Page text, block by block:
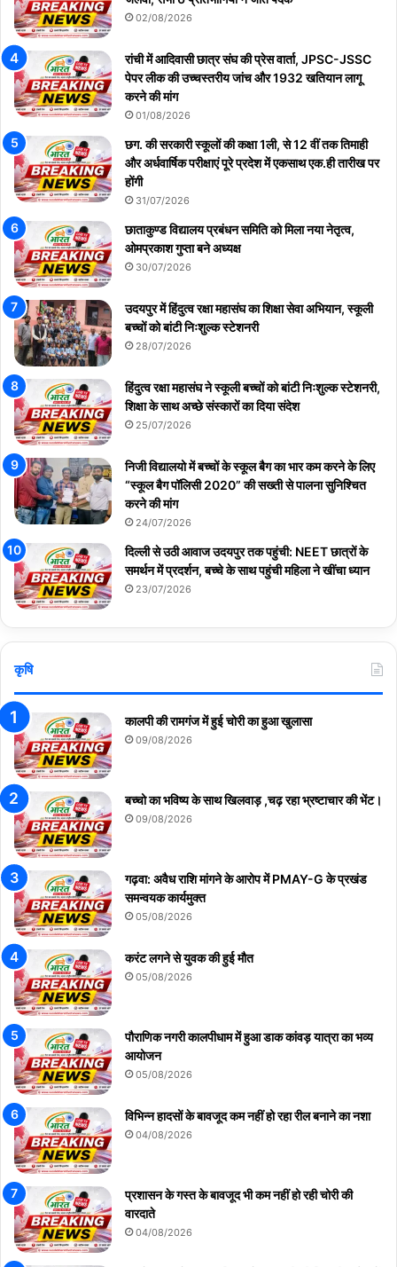
02/08/2026
रांची में आदिवासी छात्र संघ की प्रेस वार्ता, JPSC-JSSC
पेपर लीक की उच्चस्तरीय जांच और 1932 खतियान लागू
करने की मांग
01/08/2026
छग. की सरकारी स्कूलों की कक्षा 1ली, से 12 वीं तक तिमाही
और अर्धवार्षिक परीक्षाएं पूरे प्रदेश में एकसाथ एक.ही तारीख पर
होंगी
31/07/2026
छाताकुण्ड विद्यालय प्रबंधन समिति को मिला नया नेतृत्व,
ओमप्रकाश गुप्ता बने अध्यक्ष
30/07/2026
उदयपुर में हिंदुत्व रक्षा महासंघ का शिक्षा सेवा अभियान, स्कूली
बच्चों को बांटी निःशुल्क स्टेशनरी
28/07/2026
हिंदुत्व रक्षा महासंघ ने स्कूली बच्चों को बांटी निःशुल्क स्टेशनरी,
शिक्षा के साथ अच्छे संस्कारों का दिया संदेश
25/07/2026
निजी विद्यालयो में बच्चों के स्कूल बैग का भार कम करने के लिए
“स्कूल बैग पॉलिसी 2020” की सख्ती से पालना सुनिश्चित
करने की मांग
24/07/2026
दिल्ली से उठी आवाज उदयपुर तक पहुंची: NEET छात्रों के
समर्थन में प्रदर्शन, बच्चे के साथ पहुंची महिला ने खींचा ध्यान
23/07/2026
कृषि
कालपी की रामगंज में हुई चोरी का हुआ खुलासा
09/08/2026
बच्चो का भविष्य के साथ खिलवाड़ ,चढ़ रहा भ्रष्टाचार की भेंट।
09/08/2026
गढ़वा: अवैध राशि मांगने के आरोप में PMAY-G के प्रखंड
समन्वयक कार्यमुक्त
05/08/2026
करंट लगने से युवक की हुई मौत
05/08/2026
पौराणिक नगरी कालपीधाम में हुआ डाक कांवड़ यात्रा का भव्य
आयोजन
05/08/2026
विभिन्न हादसों के बावजूद कम नहीं हो रहा रील बनाने का नशा
04/08/2026
प्रशासन के गस्त के बावजूद भी कम नहीं हो रही चोरी की
वारदाते
04/08/2026